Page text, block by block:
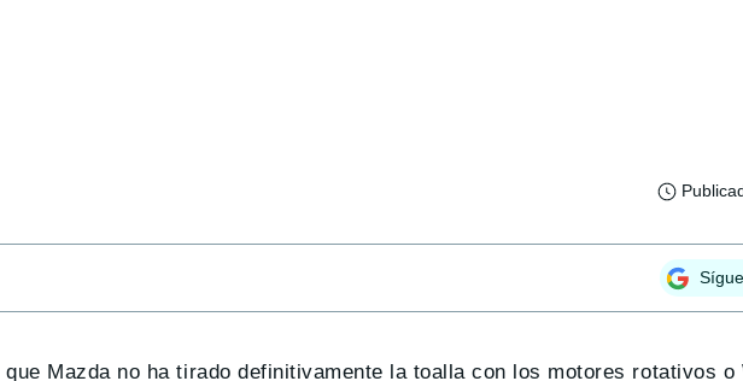
que Mazda no ha tirado definitivamente la toalla con los motores rotativos o